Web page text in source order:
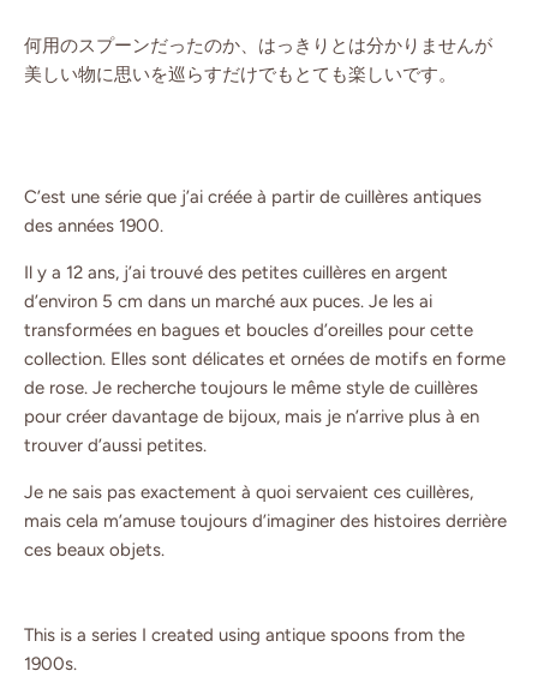
何用のスプーンだったのか、はっきりとは分かりませんが
美しい物に思いを巡らすだけでもとても楽しいです。
C’est une série que j’ai créée à partir de cuillères antiques
des années 1900.
Il y a 12 ans, j’ai trouvé des petites cuillères en argent
d’environ 5 cm dans un marché aux puces. Je les ai
transformées en bagues et boucles d’oreilles pour cette
collection. Elles sont délicates et ornées de motifs en forme
de rose. Je recherche toujours le même style de cuillères
pour créer davantage de bijoux, mais je n’arrive plus à en
trouver d’aussi petites.
Je ne sais pas exactement à quoi servaient ces cuillères,
mais cela m’amuse toujours d’imaginer des histoires derrière
ces beaux objets.
This is a series I created using antique spoons from the
1900s.